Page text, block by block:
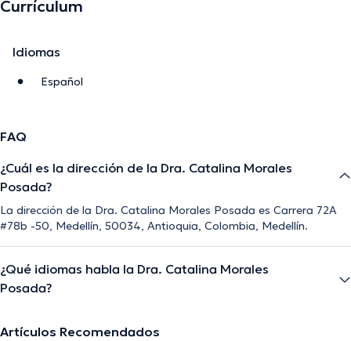
Currículum
Idiomas
Español
FAQ
¿Cuál es la dirección de la Dra. Catalina Morales
Posada?
La dirección de la Dra. Catalina Morales Posada es Carrera 72A
#78b -50, Medellín, 50034, Antioquia, Colombia, Medellín.
¿Qué idiomas habla la Dra. Catalina Morales
Posada?
Artículos Recomendados